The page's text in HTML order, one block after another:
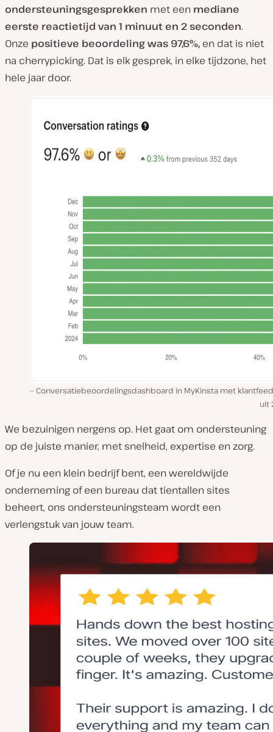
ondersteuningsgesprekken met een mediane
eerste reactietijd van 1 minuut en 2 seconden.
Onze positieve beoordeling was 97,6%, en dat is niet
na cherrypicking. Dat is elk gesprek, in elke tijdzone, het
hele jaar door.
Conversatiebeoordelingsdashboard in MyKinsta met
uit
We bezuinigen nergens op. Het gaat om ondersteuning
op de juiste manier, met snelheid, expertise en zorg.
Of je nu een klein bedrijf bent, een wereldwijde
onderneming of een bureau dat tientallen sites
beheert, ons ondersteuningsteam wordt een
verlengstuk van jouw team.